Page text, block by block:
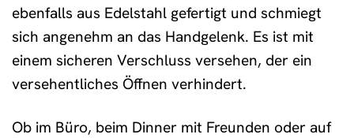
ebenfalls aus Edelstahl gefertigt und schmiegt
sich angenehm an das Handgelenk. Es ist mit
einem sicheren Verschluss versehen, der ein
versehentliches Öffnen verhindert.
Ob im Büro, beim Dinner mit Freunden oder auf